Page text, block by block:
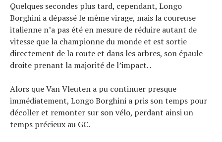
Quelques secondes plus tard, cependant, Longo
Borghini a dépassé le même virage, mais la coureuse
italienne n’a pas été en mesure de réduire autant de
vitesse que la championne du monde et est sortie
directement de la route et dans les arbres, son épaule
droite prenant la majorité de l’impact. .
Alors que Van Vleuten a pu continuer presque
immédiatement, Longo Borghini a pris son temps pour
décoller et remonter sur son vélo, perdant ainsi un
temps précieux au GC.